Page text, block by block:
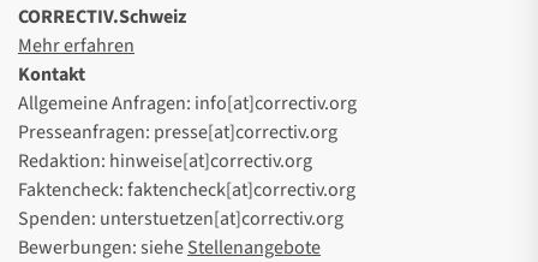
CORRECTIV.Schweiz
Mehr erfahren
Kontakt
Allgemeine Anfragen: info[at]correctiv.org
Presseanfragen: presse[at]correctiv.org
Redaktion: hinweise[at]correctiv.org
Faktencheck: faktencheck[at]correctiv.org
Spenden: unterstuetzen[at]correctiv.org
Bewerbungen: sieheStellenangebote